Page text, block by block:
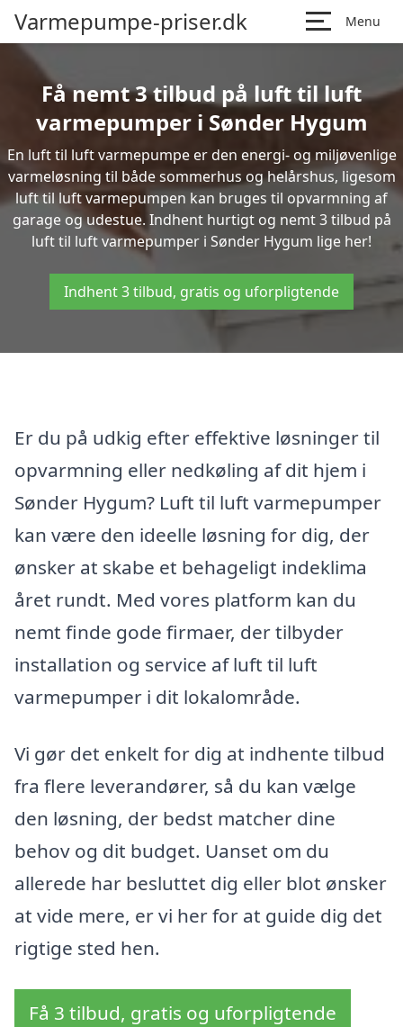
Varmepumpe-priser.dk Menu
Få nemt 3 tilbud på luft til luft
varmepumper i Sønder Hygum
En luft til luft varmepumpe er den energi- og miljøvenlige
varmeløsning til både sommerhus og helårshus, ligesom
luft til luft varmepumpen kan bruges til opvarmning af
garage og udestue. Indhent hurtigt og nemt 3 tilbud på
luft til luft varmepumper i Sønder Hygum lige her!
Indhent 3 tilbud, gratis og uforpligtende
Er du på udkig efter effektive løsninger til
opvarmning eller nedkøling af dit hjem i
Sønder Hygum? Luft til luft varmepumper
kan være den ideelle løsning for dig, der
ønsker at skabe et behageligt indeklima
året rundt. Med vores platform kan du
nemt finde gode firmaer, der tilbyder
installation og service af luft til luft
varmepumper i dit lokalområde.
Vi gør det enkelt for dig at indhente tilbud
fra flere leverandører, så du kan vælge
den løsning, der bedst matcher dine
behov og dit budget. Uanset om du
allerede har besluttet dig eller blot ønsker
at vide mere, er vi her for at guide dig det
rigtige sted hen.
Få 3 tilbud, gratis og uforpligtende